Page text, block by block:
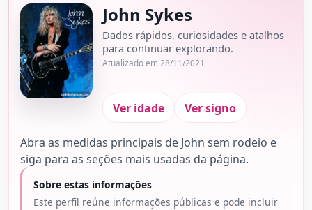
John Sykes
Dados rápidos, curiosidades e atalhos
para continuar explorando.
Atualizado em 28/11/2021
Ver idade Ver signo
Abra as medidas principais de John sem rodeio e
siga para as seções mais usadas da página.
Sobre estas informações
Este perfil reúne informações públicas e pode incluir